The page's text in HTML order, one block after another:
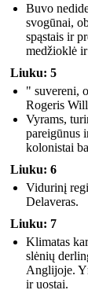
Buvo
svogūnai,
spąstais ir
medžioklė
Liuku: 5
" suvereni,
Rogeris
Vyrams,
pareigūnus
kolonistai
Liuku: 6
Vidurinį
Delaveras.
Liuku: 7
Klimatas
slėnių
Anglijoje.
ir uostai.